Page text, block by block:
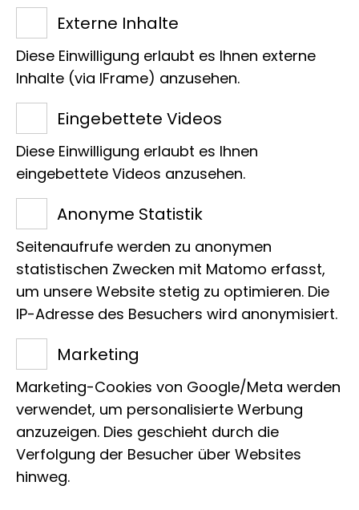
Adrian Kniel
Sektion
Technische Assistenz
Werkstatt
Adenauerallee 160
53113 Bonn
Tel.:+49 228 9122 320
E-Mail:
a.kniel@leibniz-lib.de
Projekte
Zur Zeit liegen keine Projekte vor
Publikationen
Externe Inhalte
Diese Einwilligung erlaubt es Ihnen externe
Inhalte (via IFrame) anzusehen.
Eingebettete Videos
Diese Einwilligung erlaubt es Ihnen
eingebettete Videos anzusehen.
Anonyme Statistik
Seitenaufrufe werden zu anonymen
statistischen Zwecken mit Matomo erfasst,
um unsere Website stetig zu optimieren. Die
IP-Adresse des Besuchers wird anonymisiert.
Marketing
Marketing-Cookies von Google/Meta werden
verwendet, um personalisierte Werbung
anzuzeigen. Dies geschieht durch die
Verfolgung der Besucher über Websites
hinweg.